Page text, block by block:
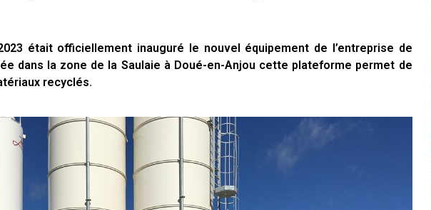
était officiellement inauguré le nouvel équipement de l’entreprise de
dans la zone de la Saulaie à Doué-en-Anjou cette plateforme permet de
recyclés.